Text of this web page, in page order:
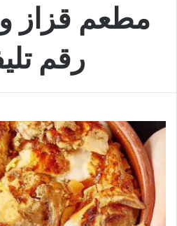
مطعم قزاز
رقم